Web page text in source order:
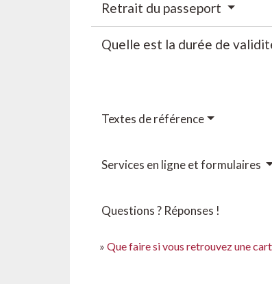
Retrait du passeport
Quelle est la durée de
Textes de référence
Services en ligne et formulaires
Questions ? Réponses !
Que faire si vous retrouvez une